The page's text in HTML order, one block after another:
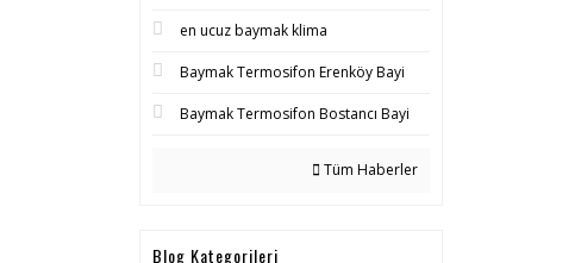
en ucuz baymak klima
Baymak Termosifon Erenköy Bayi
Baymak Termosifon Bostancı Bayi
Tüm Haberler
Blog Kategorileri